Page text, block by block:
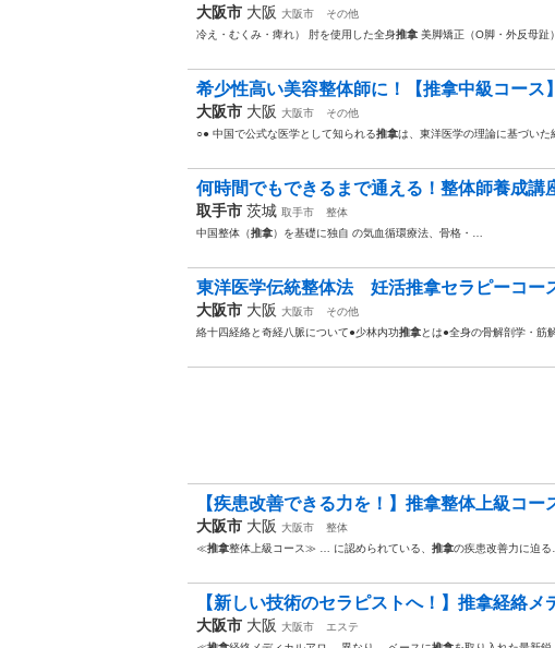
大阪市 大阪 大阪市
その他
冷え・むくみ・痺れ） 肘を使用した全身推拿 美脚矯正（O脚・外反母趾
希少性高い美容整体師に！【推拿中級コース
大阪市 大阪 大阪市
その他
○● 中国で公式な医学として知られる推拿は、東洋医学の理論に基づいた
何時間でもできるまで通える！整体師養成講
取手市 茨城 取手市
整体
中国整体（推拿）を基礎に独自 の気血循環療法、骨格・…
東洋医学伝統整体法 妊活推拿セラピーコー
大阪市 大阪 大阪市
その他
絡十四経絡と奇経八脈について●少林内功推拿とは●全身の骨解剖学・筋
【疾患改善できる力を！】推拿整体上級コ
大阪市 大阪 大阪市
整体
≪推拿整体上級コース≫ … に認められている、 推拿の疾患改善力に迫る
【新しい技術のセラピストへ！】推拿経絡
大阪市 大阪 大阪市
エステ